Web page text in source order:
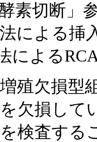
素切断」
法による
法による
殖欠損型
欠損して
検査する